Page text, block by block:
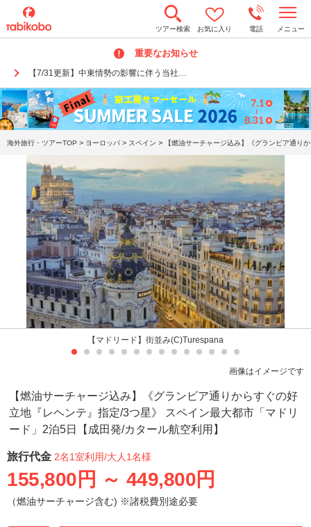
ツアー検索 お気に入り 電話 メニュー
重要なお知らせ
【7/31更新】中東情勢の影響に伴う当社…
o
n
a
v
i
g
a
t
海外旅行・ツアーTOP > ヨーロッパ > スペイン > 【燃油サーチャージ込み】《グランビア通
【マドリード】街並み(C)Turespana
画像はイメージです
【燃油サーチャージ込み】《グランビア通りからすぐの好
立地『レヘンテ』指定/3つ星》 スペイン最大都市「マドリ
ード」2泊5日【成田発/カタール航空利用】
旅行代金 2名1室利用/大人1名様
155,800円 ～ 449,800円
（燃油サーチャージ含む) ※諸税費別途必要